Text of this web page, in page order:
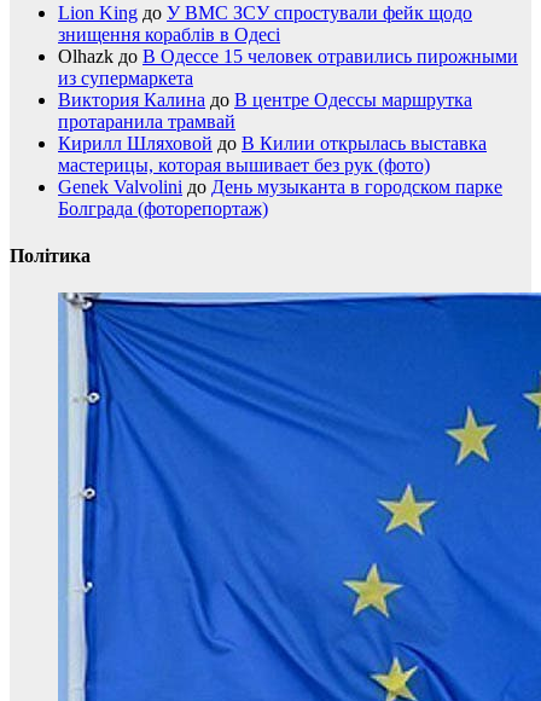
Lion King до У ВМС ЗСУ спростували фейк щодо
знищення кораблів в Одесі
Olhazk до В Одессе 15 человек отравились пирожными
из супермаркета
Виктория Калина до В центре Одессы маршрутка
протаранила трамвай
Кирилл Шляховой до В Килии открылась выставка
мастерицы, которая вышивает без рук (фото)
Genek Valvolini до День музыканта в городском парке
Болграда (фоторепортаж)
Політика